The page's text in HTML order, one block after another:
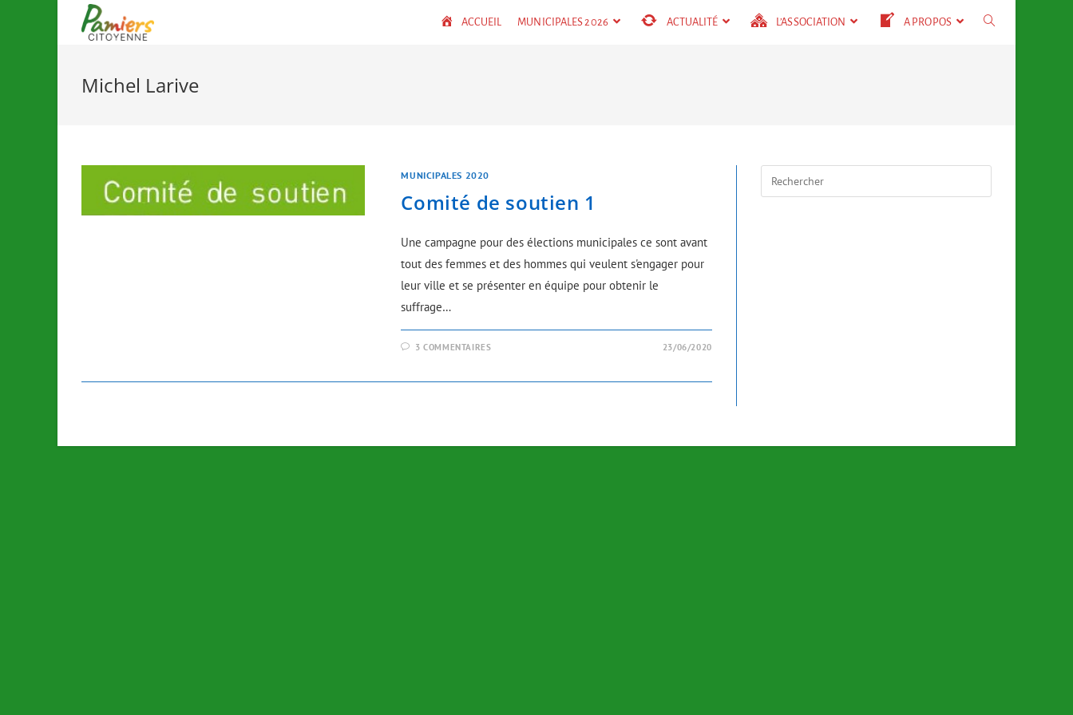
ACCUEIL MUNICIPALES 2026 ACTUALITÉ L’ASSOCIATION A PROPOS
Michel Larive
MUNICIPALES 2020
Comité de soutien 1
Une campagne pour des élections municipales ce sont avant
tout des femmes et des hommes qui veulent s'engager pour
leur ville et se présenter en équipe pour obtenir le
suffrage…
3 COMMENTAIRES 23/06/2020